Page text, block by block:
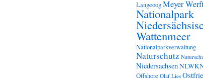
LangeoogMeyer
Nationalpark
Wattenmeer
Nationalparkverwaltung
Naturschutz
Niedersachsen
Offshore Olaf Lies